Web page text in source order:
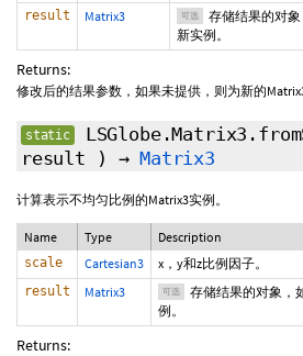
result Matrix3 可选
存储结果的对
新实例。
Returns:
修改后的结果参数，如果未提供，则为新的
static
result
) →Matrix3
计算表示不均匀比例的Matrix3实例。
Name Type Description
scale Cartesian3 x，y和z比例因子。
result Matrix3 可选
存储结果的对象，
例。
Returns: